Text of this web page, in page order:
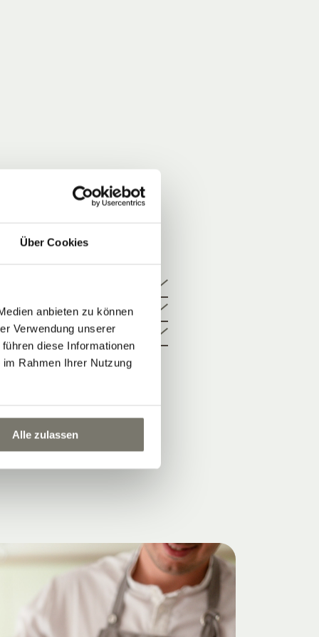
Über Cookies
anbieten zu können
Verwendung unserer
diese Informationen
Rahmen Ihrer Nutzung
Alle zulassen